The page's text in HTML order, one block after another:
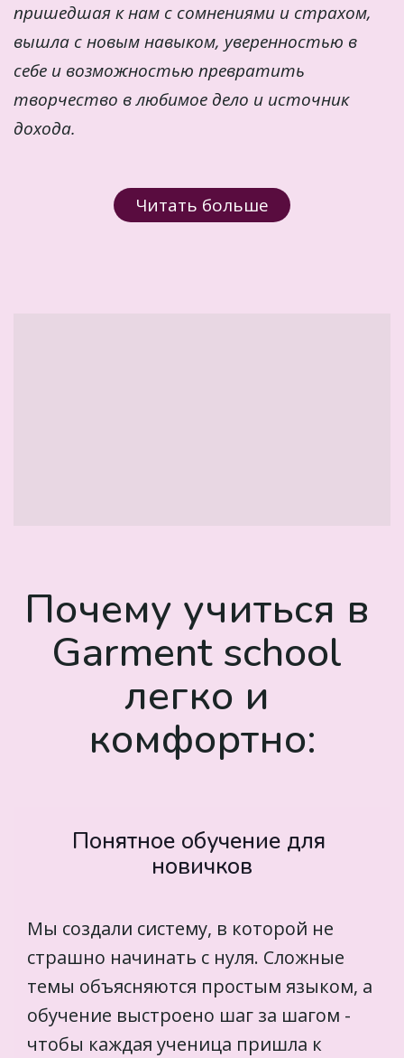
пришедшая к нам с сомнениями и страхом,
вышла с новым навыком, уверенностью в
себе и возможностью превратить
творчество в любимое дело и источник
дохода.
Читать больше
Почему учиться в
Garment school
легко и
комфортно:
Понятное обучение для
новичков
Мы создали систему, в которой не
страшно начинать с нуля. Сложные
темы объясняются простым языком, а
обучение выстроено шаг за шагом -
чтобы каждая ученица пришла к